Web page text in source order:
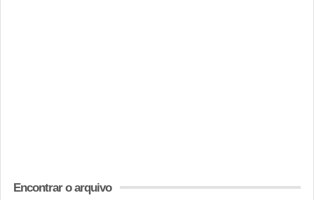
Encontrar o arquivo